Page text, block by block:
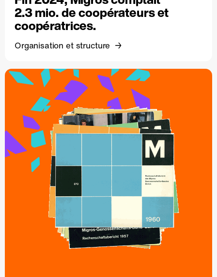
2.3 mio. de coopérateurs et
coopératrices.
Organisation et structure